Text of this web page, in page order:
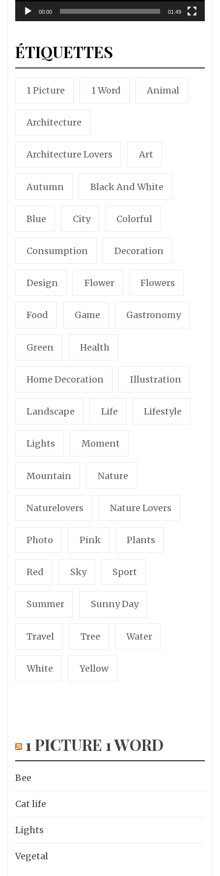
00:00 01:49
ÉTIQUETTES
1 Picture 1 Word Animal
Architecture
Architecture Lovers Art
Autumn Black And White
Blue City Colorful
Consumption Decoration
Design Flower Flowers
Food Game Gastronomy
Green Health
Home Decoration Illustration
Landscape Life Lifestyle
Lights Moment
Mountain Nature
Naturelovers Nature Lovers
Photo Pink Plants
Red Sky Sport
Summer Sunny Day
Travel Tree Water
White Yellow
1 PICTURE 1 WORD
Bee
Cat life
Lights
Vegetal